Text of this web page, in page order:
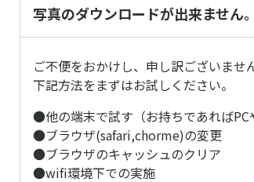
写真のダウンロードが出来ませ
ご不便をおかけし、申し訳ございませ
下記方法をまずはお試しください。
●他の端末で試す（お持ちであればPC
●ブラウザ(safari,chorme)の変更
●ブラウザのキャッシュのクリア
●wifi環境下での実施